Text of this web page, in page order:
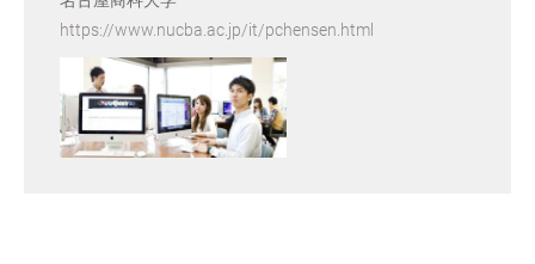
https://www.nucba.ac.jp/it/pchensen.html